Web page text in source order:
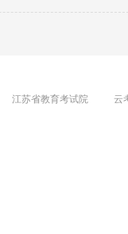
江苏省教育考试院 云